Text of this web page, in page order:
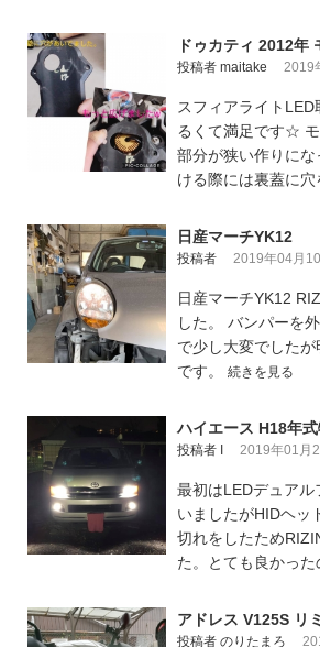
ドゥカティ 2012年
投稿者 maitake 2019
スフィアライト
るくて満足です☆
部分が狭い作りに
ける際には裏蓋に穴
日産マーチYK12
投稿者 2019年04月
日産マーチYK12
した。 バンパーを
で少し大変でした
です。 続きを見る
ハイエース H18年
投稿者 I 2019年01月
最初はLEDデュアル
いましたがHIDヘッ
切れをしたため
た。とても良かった
アドレス V125S リ
投稿者 のりたまろ